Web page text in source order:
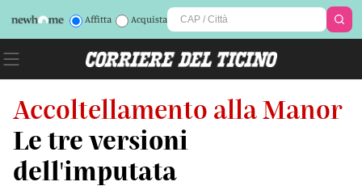
Affitta Acquista
Accoltellamento alla Manor
Le tre versioni
dell'imputata